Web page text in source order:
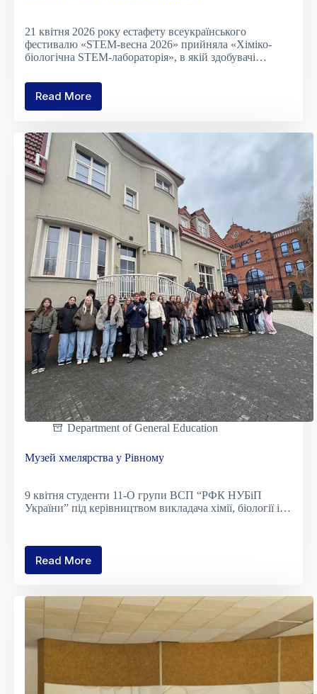
21 квітня 2026 року естафету всеукраїнського
фестивалю «STEM-весна 2026» прийняла «Хіміко-
біологічна STEM-лабораторія», в якій здобувачі…
Read More
Хіміко-
біологічна
лабораторія
Department of General Education
Музей хмелярства у Рівному
9 квітня студенти 11-О групи ВСП “РФК НУБіП
України” під керівництвом викладача хімії, біології і…
Read More
Музей
у
Рівному